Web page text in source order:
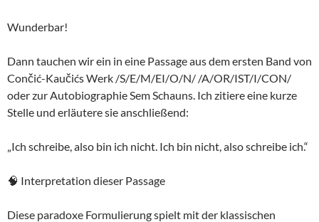
Wunderbar!
Dann tauchen wir ein in eine Passage aus dem ersten Band von
Cončić-Kaučićs Werk /S/E/M/EI/O/N/ /A/OR/IST/I/CON/
oder zur Autobiographie Sem Schauns. Ich zitiere eine kurze
Stelle und erläutere sie anschließend:
„Ich schreibe, also bin ich nicht. Ich bin nicht, also schreibe ich.“
🧠 Interpretation dieser Passage
Diese paradoxe Formulierung spielt mit der klassischen